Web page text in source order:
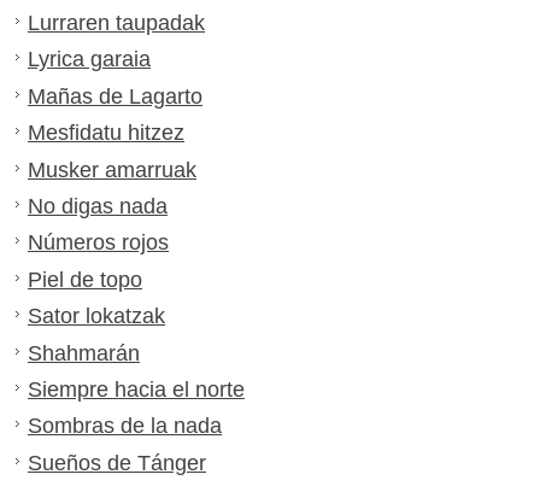
Lurraren taupadak
Lyrica garaia
Mañas de Lagarto
Mesfidatu hitzez
Musker amarruak
No digas nada
Números rojos
Piel de topo
Sator lokatzak
Shahmarán
Siempre hacia el norte
Sombras de la nada
Sueños de Tánger